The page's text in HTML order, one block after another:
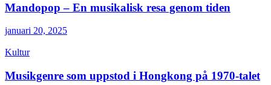
Mandopop – En musikalisk resa genom tiden
januari 20, 2025
Kultur
Musikgenre som uppstod i Hongkong på 1970-talet